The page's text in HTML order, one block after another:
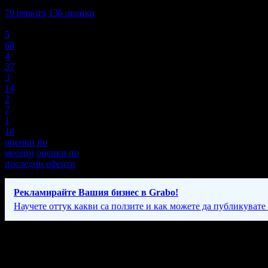
79 ревюта 136 оценки
5
68
4
37
3
14
2
7
1
10
оценки по
месеци оценки по
последни оферти
Рекламирайте Вашия бизнес в Grabo!
Научете оттук какви са ползите и как можете да публикувате